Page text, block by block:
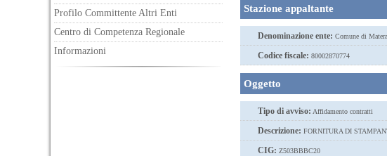
Profilo Committente Altri Enti
Centro di Competenza Regionale
Informazioni
Stazione appaltante
Denominazione ente: Comune di Matera
Codice fiscale: 80002870774
Oggetto
Tipo di avviso: Affidamento contratti
Descrizione: FORNITURA DI
CIG: Z503BBBC20